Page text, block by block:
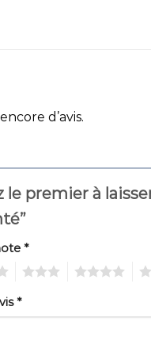
d’avis.
le premier à
*
*